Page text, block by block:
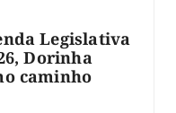
Legislativa
Dorinha
caminho